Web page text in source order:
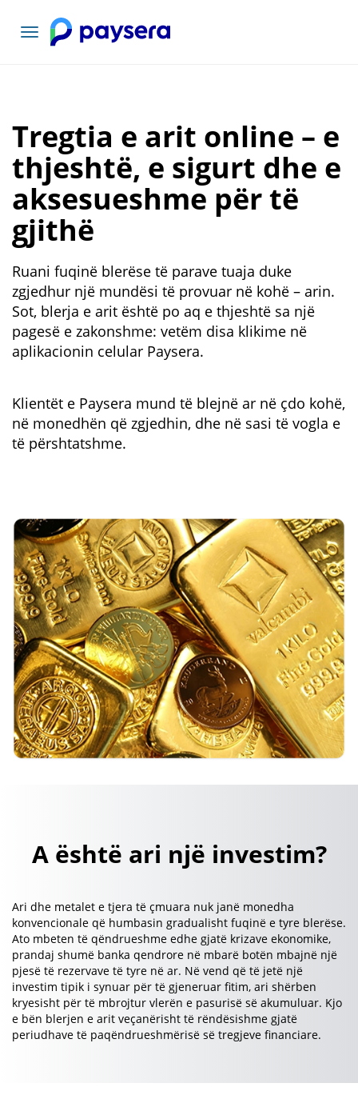
Lundrimi
toggle
Tregtia e arit online – e
thjeshtë, e sigurt dhe e
aksesueshme për të
gjithë
Ruani fuqinë blerëse të parave tuaja duke
zgjedhur një mundësi të provuar në kohë – arin.
Sot, blerja e arit është po aq e thjeshtë sa një
pagesë e zakonshme: vetëm disa klikime në
aplikacionin celular Paysera.
Klientët e Paysera mund të blejnë ar në çdo kohë,
në monedhën që zgjedhin, dhe në sasi të vogla e
të përshtatshme.
A është ari një investim?
Ari dhe metalet e tjera të çmuara nuk janë monedha
konvencionale që humbasin gradualisht fuqinë e tyre blerëse.
Ato mbeten të qëndrueshme edhe gjatë krizave ekonomike,
prandaj shumë banka qendrore në mbarë botën mbajnë një
pjesë të rezervave të tyre në ar. Në vend që të jetë një
investim tipik i synuar për të gjeneruar fitim, ari shërben
kryesisht për të mbrojtur vlerën e pasurisë së akumuluar. Kjo
e bën blerjen e arit veçanërisht të rëndësishme gjatë
periudhave të paqëndrueshmërisë së tregjeve financiare.